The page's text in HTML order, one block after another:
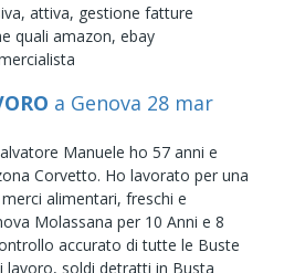
attiva, gestione fatture
quali amazon, ebay
a Genova 28 mar
Manuele ho 57 anni e
Corvetto. Ho lavorato per una
alimentari, freschi e
Molassana per 10 Anni e 8
accurato di tutte le Buste
lavoro, soldi detratti in Busta